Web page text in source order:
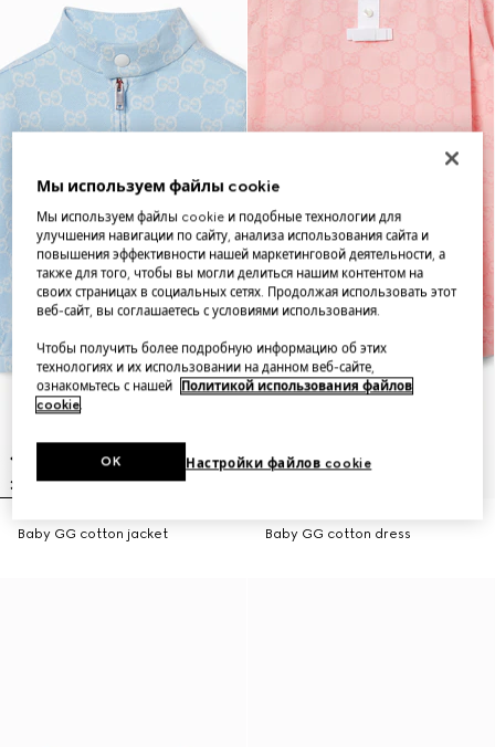
Baby GG cotton jacket Baby GG cotton dress
Мы используем файлы cookie
Мы используем файлы cookie и подобные технологии для
улучшения навигации по сайту, анализа использования сайта и
повышения эффективности нашей маркетинговой деятельности, а
также для того, чтобы вы могли делиться нашим контентом на
своих страницах в социальных сетях. Продолжая использовать этот
веб-сайт, вы соглашаетесь с условиями использования.
Чтобы получить более подробную информацию об этих
технологиях и их использовании на данном веб-сайте,
ознакомьтесь с нашей
Политикой использования файлов
cookie.
Настройки файлов cookie
OK